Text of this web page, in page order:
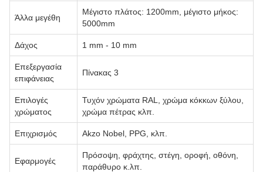
Άλλα μεγέθη
Μέγιστο πλάτος: 1200mm, μέγιστο μήκος:
5000mm
Δάχος 1 mm - 10 mm
Επεξεργασία
επιφάνειας
Πίνακας 3
Επιλογές
χρώματος
Τυχόν χρώματα RAL, χρώμα κόκκων ξύλου,
χρώμα πέτρας κλπ.
Επιχρισμός Akzo Nobel, PPG, κλπ.
Εφαρμογές
Πρόσοψη, φράχτης, στέγη, οροφή, οθόνη,
παράθυρο κ.λπ.